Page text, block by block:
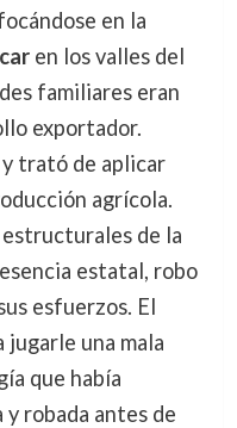
en la
en los valles del
familiares eran
exportador.
trató de aplicar
agrícola.
de la
estatal, robo
esfuerzos. El
una mala
que había
robada antes de